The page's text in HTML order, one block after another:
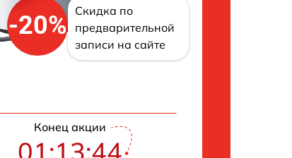
-20%
Скидка по
предварительной
записи на сайте
Конец акции
01:13:43